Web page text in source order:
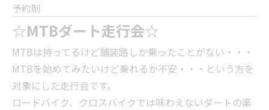
予約制
☆MTBダート走行会☆
MTBは持ってるけど舗装路しか乗ったことがない・・・
MTBを始めてみたいけど乗れるか不安・・・という方を
対象にした走行会です。
ロードバイク、クロスバイクでは味わえないダートの楽